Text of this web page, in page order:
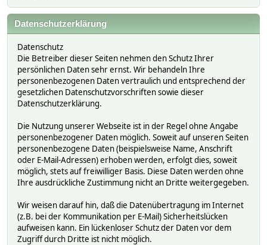
Datenschutzerklärung
Datenschutz
Die Betreiber dieser Seiten nehmen den Schutz Ihrer
persönlichen Daten sehr ernst. Wir behandeln Ihre
personenbezogenen Daten vertraulich und entsprechend der
gesetzlichen Datenschutzvorschriften sowie dieser
Datenschutzerklärung.
Die Nutzung unserer Webseite ist in der Regel ohne Angabe
personenbezogener Daten möglich. Soweit auf unseren Seiten
personenbezogene Daten (beispielsweise Name, Anschrift
oder E-Mail-Adressen) erhoben werden, erfolgt dies, soweit
möglich, stets auf freiwilliger Basis. Diese Daten werden ohne
Ihre ausdrückliche Zustimmung nicht an Dritte weitergegeben.
Wir weisen darauf hin, daß die Datenübertragung im Internet
(z.B. bei der Kommunikation per E-Mail) Sicherheitslücken
aufweisen kann. Ein lückenloser Schutz der Daten vor dem
Zugriff durch Dritte ist nicht möglich.